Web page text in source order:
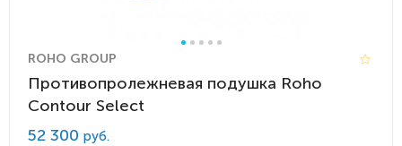
ROHO GROUP
Противопролежневая подушка Roho
Contour Select
52 300 руб.